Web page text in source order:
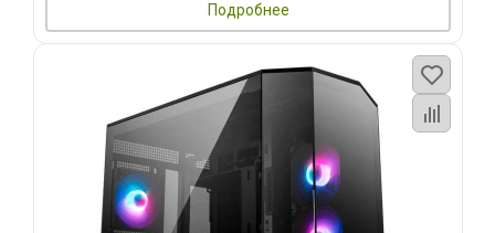
Подробнее